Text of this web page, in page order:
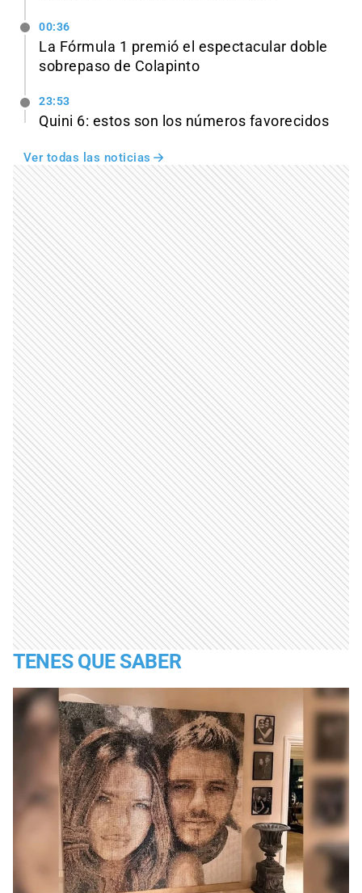
00:36
La Fórmula 1 premió el espectacular doble
sobrepaso de Colapinto
23:53
Quini 6: estos son los números favorecidos
Ver todas las noticias
TENES QUE SABER